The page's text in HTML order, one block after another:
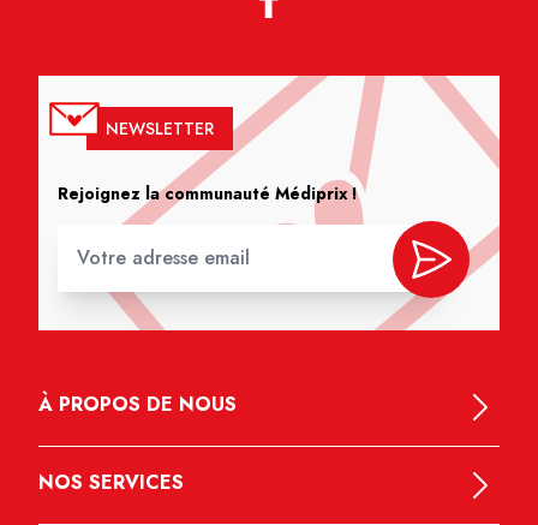
NEWSLETTER
Rejoignez la communauté Médiprix !
À PROPOS DE NOUS
NOS SERVICES